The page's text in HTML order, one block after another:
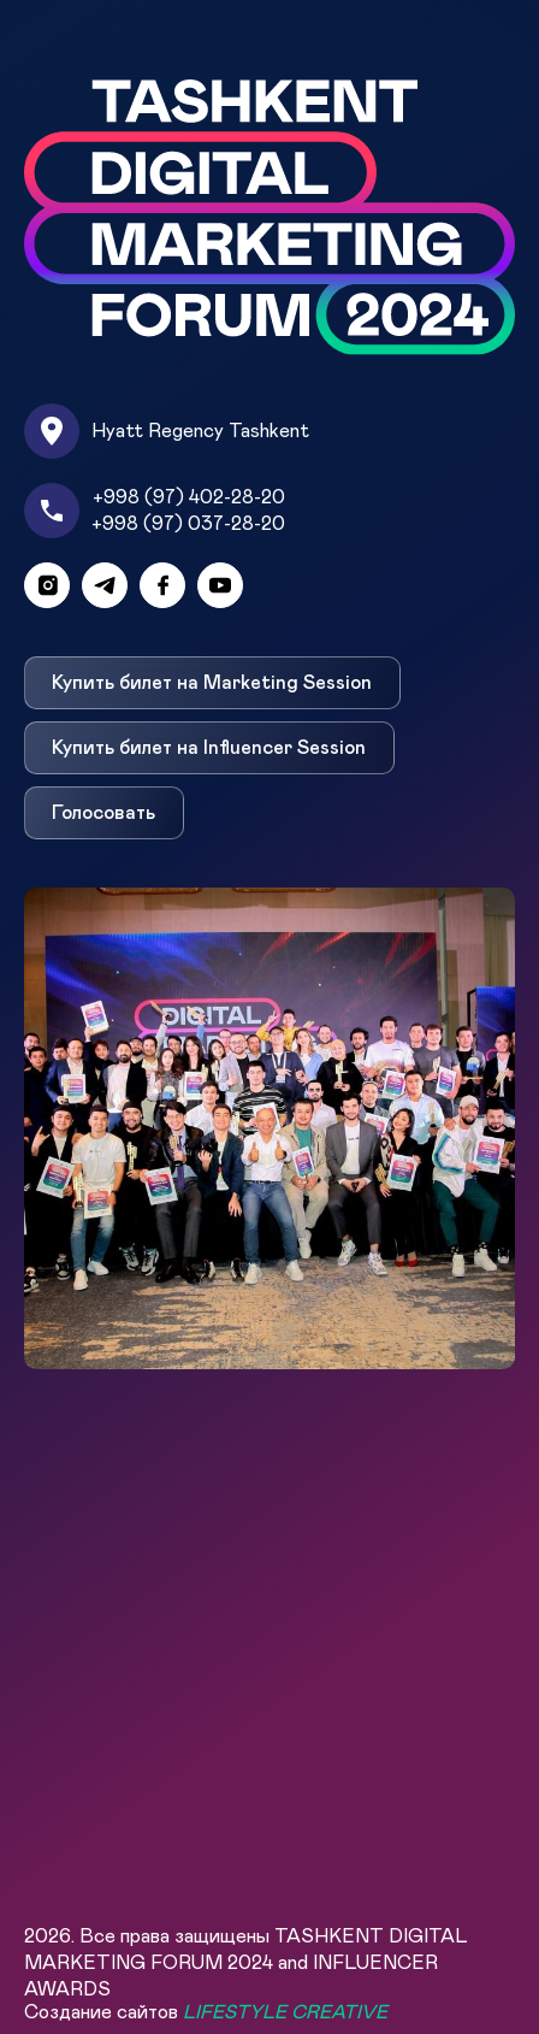
Hyatt Regency Tashkent
+998 (97) 402-28-20
+998 (97) 037-28-20
Купить билет на Marketing Session
Купить билет на Influencer Session
Голосовать
2026. Все права защищены TASHKENT DIGITAL
MARKETING FORUM 2024 and INFLUENCER
AWARDS
Создание сайтов LIFESTYLE CREATIVE